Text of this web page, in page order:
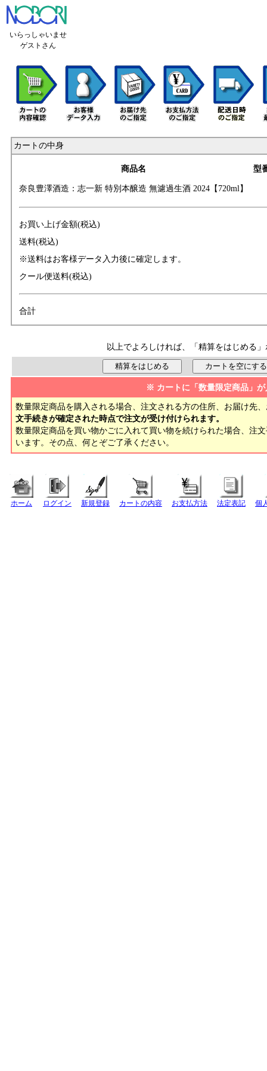
いらっしゃいませ
ゲストさん
カートの中身
商品名 型
奈良豊澤酒造：志一新 特別本醸造 無濾過生酒 2024【 720ml】
お買い上げ金額(税込)
送料(税込)
※送料はお客様データ入力後に確定します。
クール便送料(税込)
合計
以上でよろしければ、「精算をはじめる
※ カートに「数量限定商品」
数量限定商品を購入される場合、注文される方の住所、お届け先
文手続きが確定された時点で注文が受け付けられます。
数量限定商品を買い物かごに入れて買い物を続けられた場合、注
います。その点、何とぞご了承ください。
ホーム ログイン 新規登録 カートの内容 お支払方法 法定表記 個